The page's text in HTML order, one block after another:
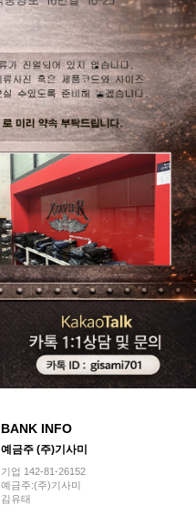
BANK INFO
예금주 (주)기사미
기업 142-81-26152
예금주:(주)기사미
김유태